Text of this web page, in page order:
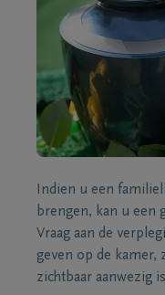
Indien u een
brengen, kan u een
Vraag aan de
geven op de kamer,
zichtbaar aanwezig